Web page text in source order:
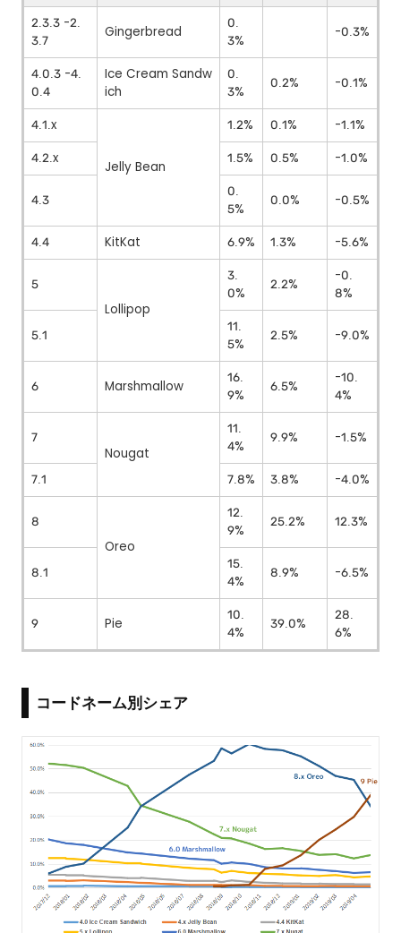
2.3.3 -2.
3.7
Gingerbread
0.
3%
-0.3%
4.0.3 -4.
0.4
Ice Cream Sandw
ich
0.
3%
0.2% -0.1%
4.1.x
Jelly Bean
1.2% 0.1%
-1.1%
4.2.x
1.5% 0.5% -1.0%
4.3
0.
5%
0.0% -0.5%
4.4 KitKat 6.9% 1.3% -5.6%
5
Lollipop
3.
0%
2.2%
-0.
8%
5.1
11.
5%
2.5% -9.0%
6 Marshmallow
16.
9%
6.5%
-10.
4%
7
Nougat
11.
4%
9.9% -1.5%
7.1 7.8% 3.8% -4.0%
8
Oreo
12.
9%
25.2% 12.3%
8.1
15.
4%
8.9% -6.5%
9 Pie
10.
4%
39.0%
28.
6%
コードネーム別シェア